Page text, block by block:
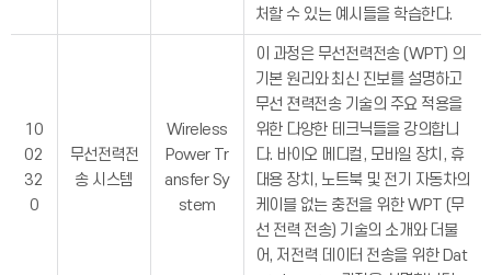
처할 수 있는 예시들을 학습한다.
10
02
32
0
무선전력전
송 시스템
Wireless
Power Tr
ansfer Sy
stem
이 과정은 무선전력전송 (WPT) 의
기본 원리와 최신 진보를 설명하고
무선 젼력전송 기술의 주요 적용을
위한 다양한 테크닉들을 강의합니
다. 바이오 메디컬, 모바일 장치, 휴
대용 장치, 노트북 및 전기 자동차의
케이블 없는 충전을 위한 WPT (무
선 전력 전송) 기술의 소개와 더불
어, 저전력 데이터 전송을 위한 Dat